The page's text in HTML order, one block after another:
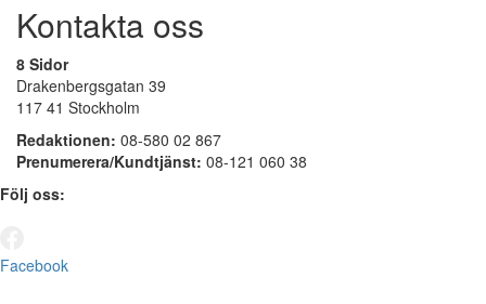
Kontakta oss
8 Sidor
Drakenbergsgatan 39
117 41 Stockholm
Redaktionen: 08-580 02 867
Prenumerera/Kundtjänst: 08-121 060 38
Följ oss:
Facebook